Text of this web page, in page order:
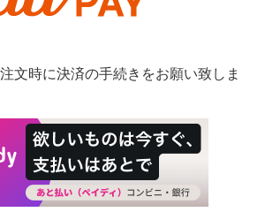
文時に決済の手続きをお願い致しま